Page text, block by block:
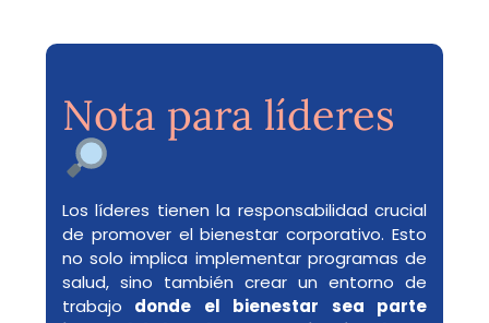
Nota para líderes
Los líderes tienen la responsabilidad crucial
de promover el bienestar corporativo. Esto
no solo implica implementar programas de
salud, sino también crear un entorno de
trabajo donde el bienestar sea parte